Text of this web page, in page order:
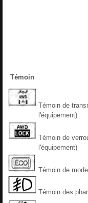
Témoin
Témoin de
l'équipement)
Témoin de
l'équipement)
Témoin de
Témoin des